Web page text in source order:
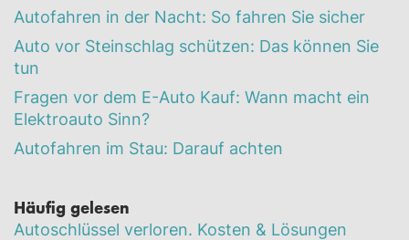
Autofahren in der Nacht: So fahren Sie sicher
Auto vor Steinschlag schützen: Das können Sie
tun
Fragen vor dem E-Auto Kauf: Wann macht ein
Elektroauto Sinn?
Autofahren im Stau: Darauf achten
Häufig gelesen
Autoschlüssel verloren. Kosten & Lösungen